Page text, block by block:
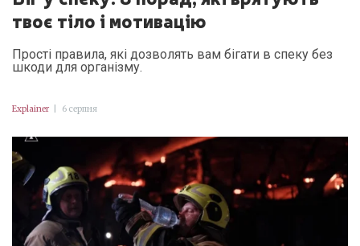
твоє тіло і мотивацію
Прості правила, які дозволять вам бігати в спеку без
шкоди для організму.
Explainer 6 серпня